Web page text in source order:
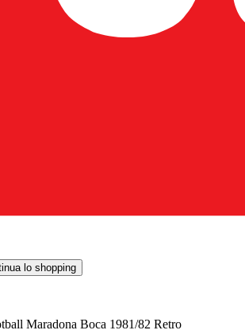
lo shopping
Maradona Boca 1981/82 Retro